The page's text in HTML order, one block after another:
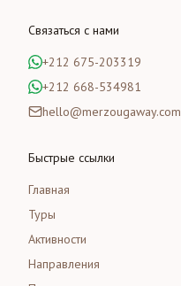
Связаться с нами
+212 675-203319
+212 668-534981
hello@merzougaway.com
Быстрые ссылки
Главная
Туры
Активности
Направления